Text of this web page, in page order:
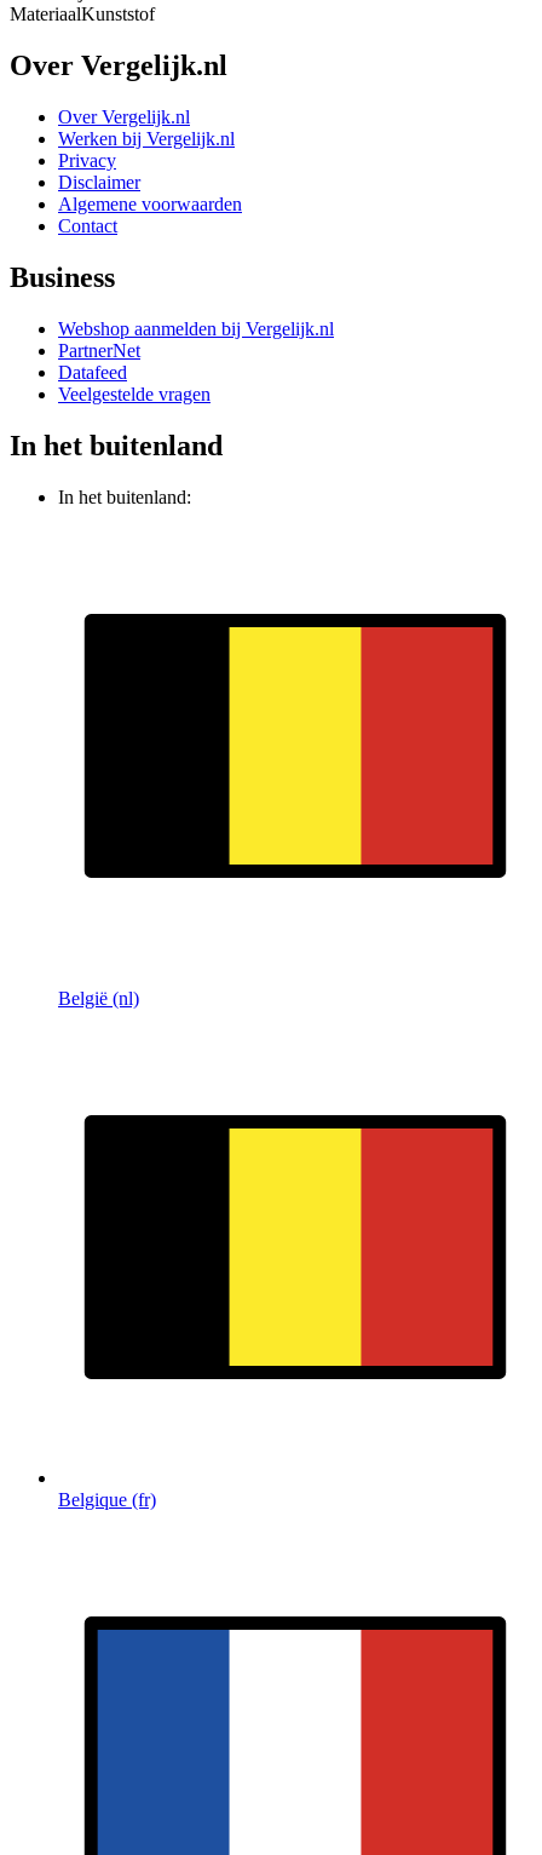
MateriaalKunststof
Over Vergelijk.nl
Over Vergelijk.nl
Werken bij Vergelijk.nl
Privacy
Disclaimer
Algemene voorwaarden
Contact
Business
Webshop aanmelden bij Vergelijk.nl
PartnerNet
Datafeed
Veelgestelde vragen
In het buitenland
In het buitenland:
België (nl)
Belgique (fr)